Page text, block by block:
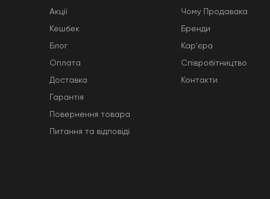
Акції
Кешбек
Блог
Оплата
Доставка
Гарантія
Повернення товара
Питання та відповіді
Чому Продавака
Бренди
Кар'єра
Співробітництво
Контакти